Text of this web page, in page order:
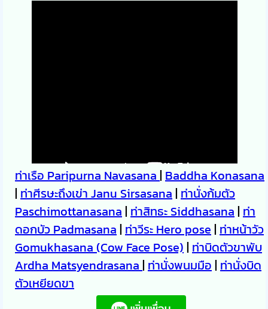
ท่าเรือ Paripurna Navasana | Baddha Konasana
| ท่าศีรษะถึงเข่า Janu Sirsasana | ท่านั่งก้มตัว
Paschimottanasana | ท่าสิทธะ Siddhasana | ท่า
ดอกบัว Padmasana | ท่าวีระ Hero pose | ท่าหน้าวัว
Gomukhasana (Cow Face Pose) | ท่าบิดตัวขาพับ
Ardha Matsyendrasana | ท่านั่งพนมมือ | ท่านั่งบิด
ตัวเหยียดขา